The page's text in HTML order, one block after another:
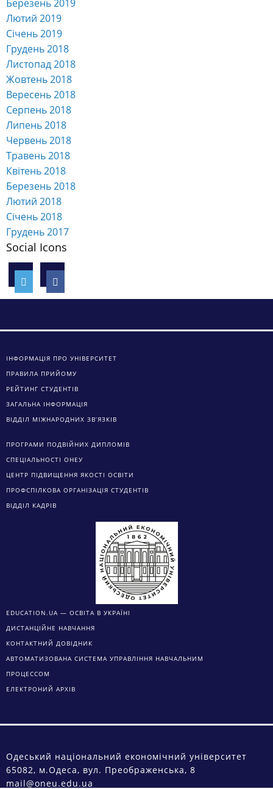
Березень 2019
Лютий 2019
Січень 2019
Грудень 2018
Листопад 2018
Жовтень 2018
Вересень 2018
Серпень 2018
Липень 2018
Червень 2018
Травень 2018
Квітень 2018
Березень 2018
Лютий 2018
Січень 2018
Грудень 2017
Social Icons
Одеський національний економічний університет
65082, м.Одеса, вул. Преображенська, 8